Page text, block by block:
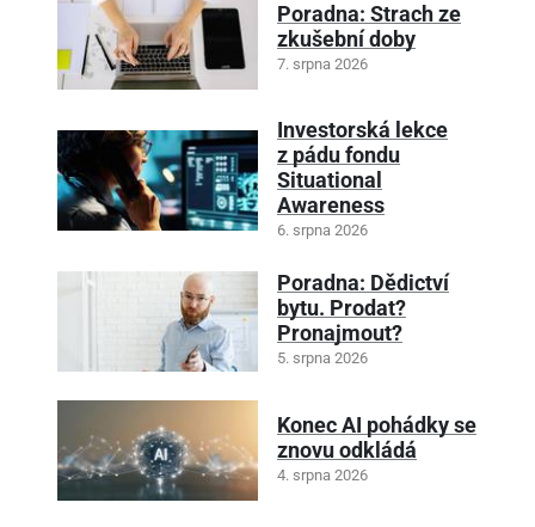
Poradna: Strach ze
zkušební doby
7. srpna 2026
Investorská lekce
z pádu fondu
Situational
Awareness
6. srpna 2026
Poradna: Dědictví
bytu. Prodat?
Pronajmout?
5. srpna 2026
Konec AI pohádky se
znovu odkládá
4. srpna 2026